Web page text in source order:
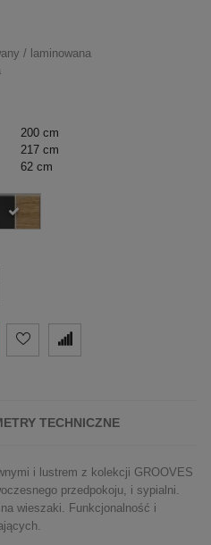
/ laminowana
200 cm
217 cm
62 cm
TECHNICZNE
i lustrem z kolekcji GROOVES
przedpokoju, i sypialni.
wieszaki. Funkcjonalność i